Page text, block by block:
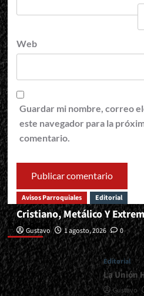
Web
Guardar mi nombre, correo
este navegador para la
comentario.
Editorial
Avisos Parroquiales Editorial
Cristiano, Metálico Y
Gustavo 1 agosto, 2026 0
Editorial
La Unión
Gustavo